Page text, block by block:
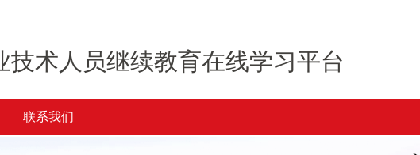
技术人员继续教育在线学习平台
联系我们